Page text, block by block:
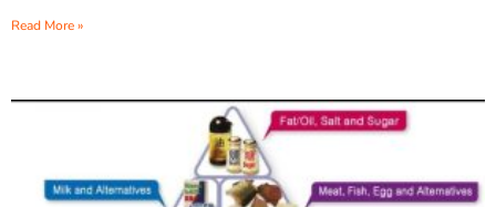
Read More »